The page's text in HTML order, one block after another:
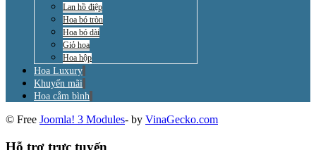
Lan hồ điệp
Hoa bó tròn
Hoa bó dài
Giỏ hoa
Hoa hộp
Hoa Luxury
Khuyến mãi
Hoa cắm bình
© Free Joomla! 3 Modules- by VinaGecko.com
Hỗ trợ trực tuyến